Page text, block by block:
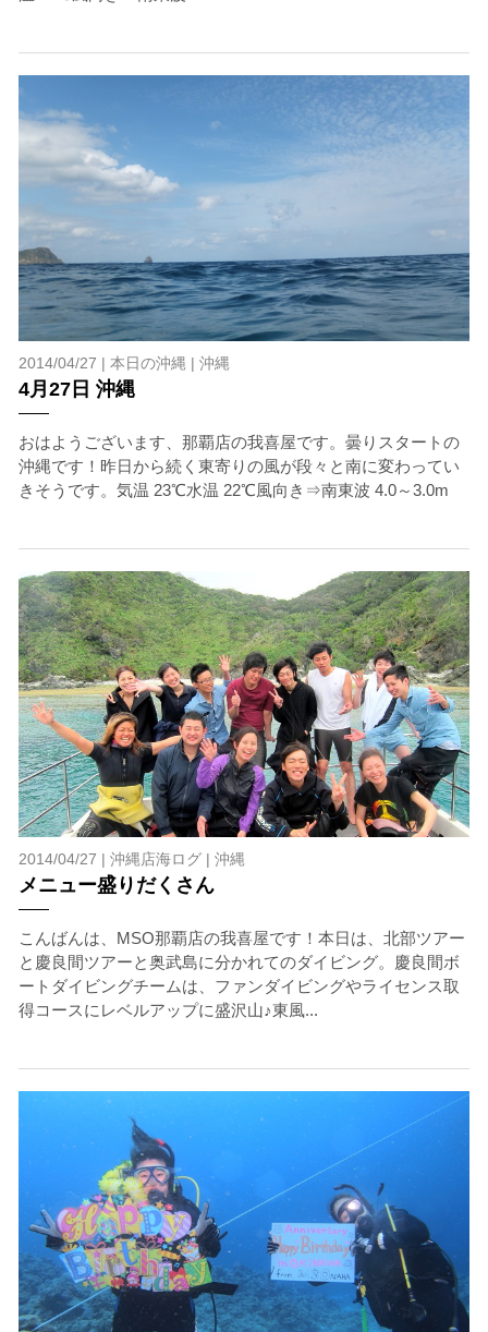
2014/04/27 | 本日の沖縄 | 沖縄
4月27日 沖縄
おはようございます、那覇店の我喜屋です。曇りスタートの
沖縄です！昨日から続く東寄りの風が段々と南に変わってい
きそうです。気温 23℃水温 22℃風向き⇒南東波 4.0～3.0m
2014/04/27 | 沖縄店海ログ| 沖縄
メニュー盛りだくさん
こんばんは、MSO那覇店の我喜屋です！本日は、北部ツアー
と慶良間ツアーと奥武島に分かれてのダイビング。慶良間ボ
ートダイビングチームは、ファンダイビングやライセンス取
得コースにレベルアップに盛沢山♪東風...
たとえクジラが近くを泳いでいても、状況によってはエ
ントリーを行わない場合があります。
2.人数制限とエントリー順
クジラへのストレス軽減や安全管理の観点から、エント
リー人数を制限する場合があります。また、エントリー
の順番はガイドが決定しますので、必ずその指示に従っ
て準備してください。
3.クジラとの距離と泳ぎ方
クジラの観察は水面からのみとし、素潜りは禁止としま
す。クジラによっては、人が近くを泳ぐことを嫌い、逃
げてしまう場合があります。そのため、原則として緊急
時やガイドの指示がある場合を除き、クジラの近くでフ
ィンキックなどをして泳ぐことも禁止します。クジラは
一度でもそのような行動を取る人間を嫌がってしまう
いため、必ずこれらの事項をお守りください。
4.スイム遂行の可否と返金について
ツアー当日は、ゲストの安全を最優先とし、可能な限り
承ください。
5.海況について
沖縄の1月～3月は、季節的に海が穏やかな日は多くあり
ません。そのため、多少の波やうねりがある中でスノー
ケリングを行う場合が多くなります。泳力や体力に自信
のない方、また船酔いしやすい方は、ご自身で事前に十
分な対策をお願いいたします。
6.参加条件
ツアー中に、スノーケリングやスキンダイビングの技術
が本ツアーに参加できるレベルに達していないと判断し
ダイビングの経験が浅い方については、条件付きでのご
案内となる場合があります。その際のご返金には応じか
験については当日ご申告いただきますので、ご不安のあ
る方は事前にご相談ください。
7.器材やスーツのレンタル
承諾しました。
危険の告知
ホエールスイムは、通常のスノーケリングやスキンダイビ
ングに伴う危険に加え、予測不能なクジラの行動や、クジ
ラとの接触によってトラブルが発生する可能性がありま
す。さらに、流れのある海上で、船上からエントリーやエ
キジットを行う際にもトラブルが生じる可能性がありま